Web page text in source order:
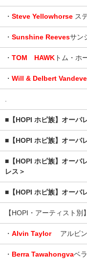
・ Steve Yellowhorse ス
・ Sunshine Reevesサン
・ TOM HAWK トム・ホ
・ Will & Delbert
■【HOPI ホピ族】オーバ
■【HOPI ホピ族】オーバ
■【HOPI ホピ族】オーバ
レス＞
■【HOPI ホピ族】オーバ
【HOPI・アーティスト別】
・ Alvin Taylor アルビ
・ Berra Tawahongvaベ